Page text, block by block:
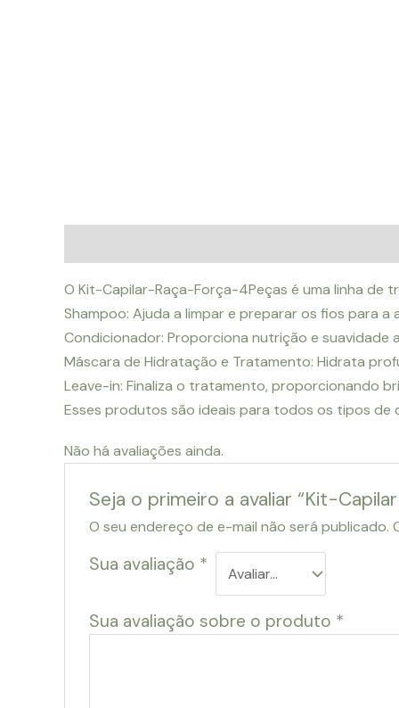
O Kit-Capilar-Raça-Força-4Peças é uma linha de
Shampoo: Ajuda a limpar e preparar os fios para
Condicionador: Proporciona nutrição e suavidade
Máscara de Hidratação e Tratamento: Hidrata
Leave-in: Finaliza o tratamento, proporcionando
Esses produtos são ideais para todos os tipos de
Não há avaliações ainda.
Seja o primeiro a avaliar “Kit-
O seu endereço de e-mail não será publicado.
Sua avaliação *
Sua avaliação sobre o produto *